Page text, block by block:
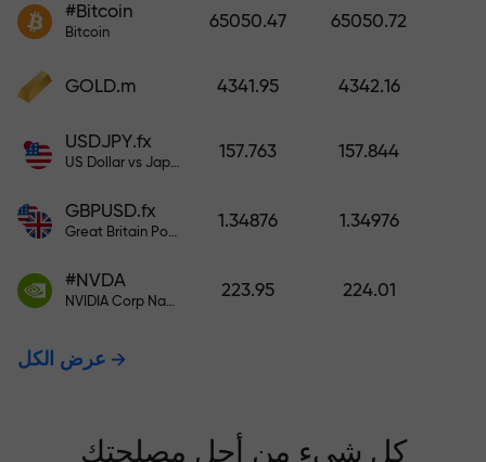
مطبعياً. كلما زاد مبلغ الإيداع، زادت
#Bitcoin
Bitcoin
65050.47 65050.72
GOLD.m 4341.95 4342.16
USDJPY.fx
US Dollar vs Japanese Yen
157.763 157.844
GBPUSD.fx
Great Britain Pound vs US Dollar
1.34876 1.34976
#NVDA
NVIDIA Corp Nasdaq Stock Exchange (Nasdaq) USD
223.95 224.01
عرض الكل
كل شيء من أجل مصلحتك